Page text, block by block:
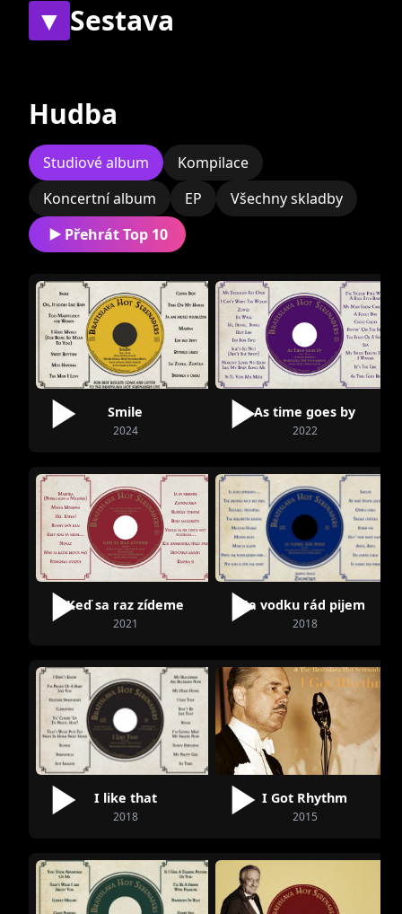
hudebních nástrojů a interpretačních technik
jakožto i kostýmů).
▼ Sestava
Milan Lasica
Hudba
Studiové album
Kompilace
Koncertní album
EP
Všechny skladby
Přehrát Top 10
Smile
2024
As time goes by
2022
Keď sa raz zídeme
2021
Ja vodku rád pijem
2018
I like that
2018
I Got Rhythm
2015